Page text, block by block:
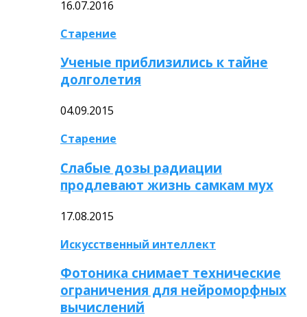
16.07.2016
Старение
Ученые приблизились к тайне
долголетия
04.09.2015
Старение
Слабые дозы радиации
продлевают жизнь самкам мух
17.08.2015
Искусственный интеллект
Фотоника снимает технические
ограничения для нейроморфных
вычислений